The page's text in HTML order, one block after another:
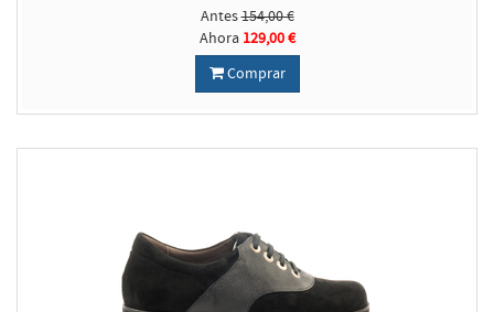
Antes154,00 €
Ahora 129,00 €
Comprar